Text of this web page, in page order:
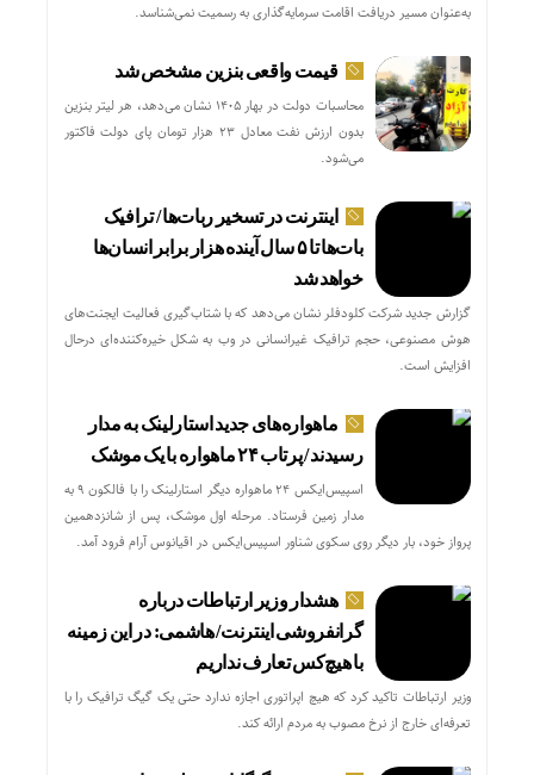
به‌عنوان مسیر دریافت اقامت سرمایه‌گذاری به رسمیت نمی‌شناسد.
قیمت واقعی بنزین مشخص شد
محاسبات دولت در بهار ۱۴۰۵ نشان می‌دهد، هر لیتر بنزین
بدون ارزش نفت معادل ۲۳ هزار تومان پای دولت فاکتور
می‌شود.
اینترنت در تسخیر ربات‌ها / ترافیک
بات‌ها تا ۵ سال آینده هزار برابر انسان‌ها
خواهد شد
گزارش جدید شرکت کلودفلر نشان می‌دهد که با شتاب‌گیری فعالیت ایجنت‌های
هوش مصنوعی، حجم ترافیک غیرانسانی در وب به شکل خیره‌کننده‌ای درحال
افزایش است.
ماهواره‌های جدید استارلینک به مدار
رسیدند / پرتاب ۲۴ ماهواره با یک موشک
اسپیس‌ایکس ۲۴ ماهواره دیگر استارلینک را با فالکون ۹ به
مدار زمین فرستاد. مرحله اول موشک، پس از شانزدهمین
پرواز خود، بار دیگر روی سکوی شناور اسپیس‌ایکس در اقیانوس آرام فرود آمد.
هشدار وزیر ارتباطات درباره
گرانفروشی اینترنت/ هاشمی: در این زمینه
با هیچ‌کس تعارف نداریم
وزیر ارتباطات تاکید کرد که هیچ اپراتوری اجازه ندارد حتی یک گیگ ترافیک را با
تعرفه‌ای خارج از نرخ مصوب به مردم ارائه کند.